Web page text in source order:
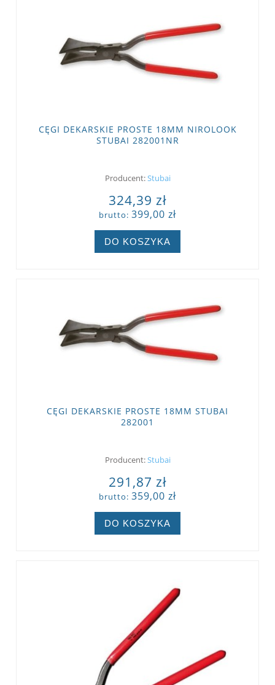
CĘGI DEKARSKIE PROSTE 18MM NIROLOOK
STUBAI 282001NR
Producent:Stubai
324,39 zł
brutto: 399,00 zł
DO KOSZYKA
CĘGI DEKARSKIE PROSTE 18MM STUBAI
282001
Producent:Stubai
291,87 zł
brutto: 359,00 zł
DO KOSZYKA